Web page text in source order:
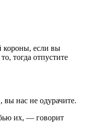
короны, если вы
тогда отпустите
вы нас не одурачите.
их, — говорит